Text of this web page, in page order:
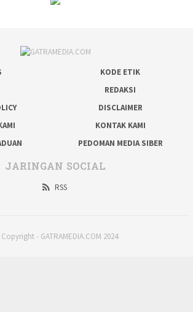
KODE ETIK
REDAKSI
DISCLAIMER
KONTAK KAMI
PEDOMAN MEDIA SIBER
JARINGAN SOCIAL
RSS
- GATRAMEDIA.COM 2024